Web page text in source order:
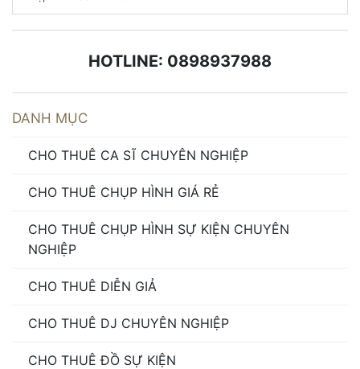
HOTLINE: 0898937988
DANH MỤC
CHO THUÊ CA SĨ CHUYÊN NGHIỆP
CHO THUÊ CHỤP HÌNH GIÁ RẺ
CHO THUÊ CHỤP HÌNH SỰ KIỆN CHUYÊN
NGHIỆP
CHO THUÊ DIỄN GIẢ
CHO THUÊ DJ CHUYÊN NGHIỆP
CHO THUÊ ĐỒ SỰ KIỆN